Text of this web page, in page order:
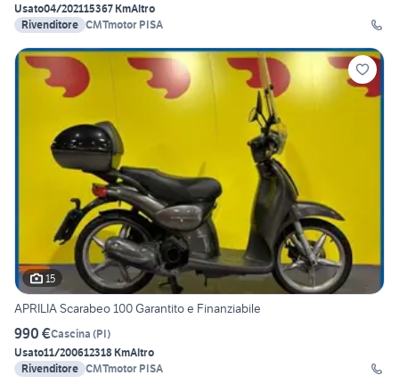
Usato04/202115367 KmAltro
Rivenditore CMTmotor PISA
15
APRILIA Scarabeo 100 Garantito e Finanziabile
990 €Cascina (PI)
Usato11/200612318 KmAltro
Rivenditore CMTmotor PISA